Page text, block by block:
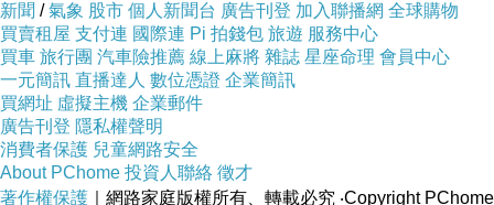
新聞 /氣象 股市 個人新聞台 廣告刊登 加入聯播網 全球購物
買賣租屋 支付連 國際連 Pi 拍錢包 旅遊 服務中心
買車 旅行團 汽車險推薦 線上麻將 雜誌 星座命理 會員中心
一元簡訊 直播達人 數位憑證 企業簡訊
買網址 虛擬主機 企業郵件
廣告刊登 隱私權聲明
消費者保護 兒童網路安全
About PChome 投資人聯絡 徵才
著作權保護 ｜網路家庭版權所有、轉載必究 ‧Copyright PChome